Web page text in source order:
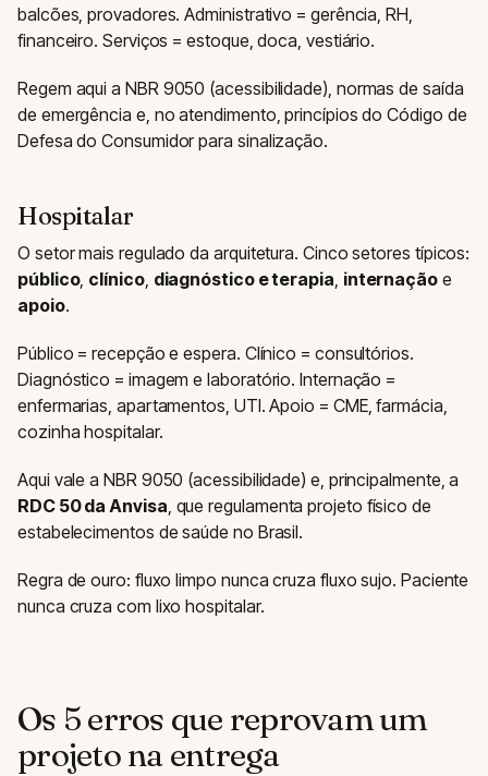
balcões, provadores. Administrativo = gerência, RH,
financeiro. Serviços = estoque, doca, vestiário.
Regem aqui a NBR 9050 (acessibilidade), normas de saída
de emergência e, no atendimento, princípios do Código de
Defesa do Consumidor para sinalização.
Hospitalar
O setor mais regulado da arquitetura. Cinco setores típicos:
público, clínico, diagnóstico e terapia internaçãoe
apoio.
Público = recepção e espera. Clínico = consultórios.
Diagnóstico = imagem e laboratório. Internação =
enfermarias, apartamentos, UTI. Apoio = CME, farmácia,
cozinha hospitalar.
Aqui vale a NBR 9050 (acessibilidade) e, principalmente, a
RDC 50 da Anvisa , que regulamenta projeto físico de
estabelecimentos de saúde no Brasil.
Regra de ouro: fluxo limpo nunca cruza fluxo sujo. Paciente
nunca cruza com lixo hospitalar.
Os 5 erros que reprovam um
projeto na entrega